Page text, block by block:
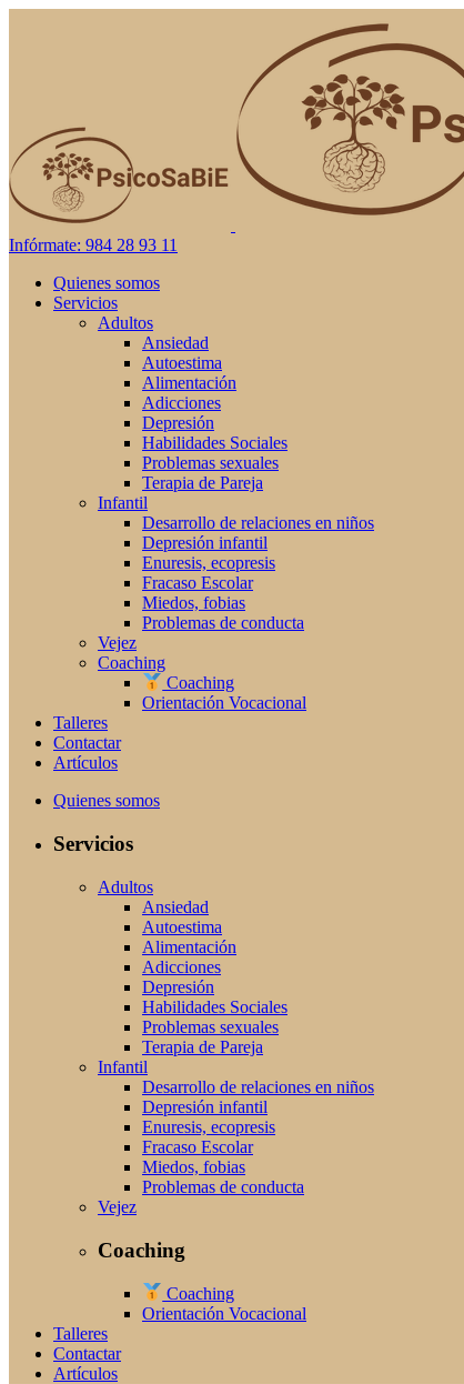
Infórmate: 984 28 93 11
Quienes somos
Servicios
Adultos
Ansiedad
Autoestima
Alimentación
Adicciones
Depresión
Habilidades Sociales
Problemas sexuales
Terapia de Pareja
Infantil
Desarrollo de relaciones en niños
Depresión infantil
Enuresis, ecopresis
Fracaso Escolar
Miedos, fobias
Problemas de conducta
Vejez
Coaching
Coaching
Orientación Vocacional
Talleres
Contactar
Artículos
Quienes somos
Servicios
Adultos
Ansiedad
Autoestima
Alimentación
Adicciones
Depresión
Habilidades Sociales
Problemas sexuales
Terapia de Pareja
Infantil
Desarrollo de relaciones en niños
Depresión infantil
Enuresis, ecopresis
Fracaso Escolar
Miedos, fobias
Problemas de conducta
Vejez
Coaching
Coaching
Orientación Vocacional
Talleres
Contactar
Artículos